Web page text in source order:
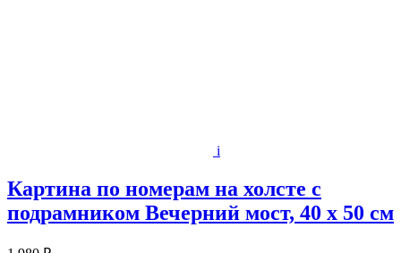
i
Картина по номерам на холсте с
подрамником Вечерний мост, 40 х 50 см